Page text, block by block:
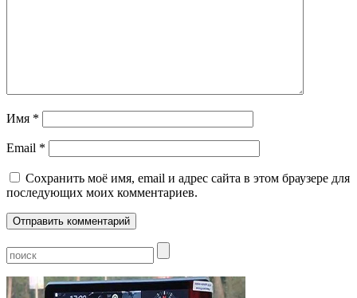
Имя *
Email *
Сохранить моё имя, email и адрес сайта в этом браузере для
последующих моих комментариев.